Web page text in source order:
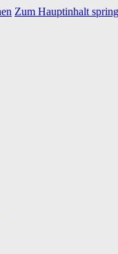
Zum Hauptinhalt